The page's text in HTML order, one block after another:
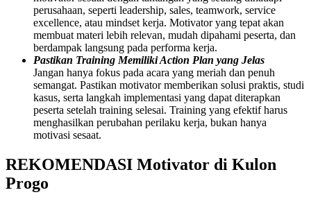
perusahaan, seperti leadership, sales, teamwork, service
excellence, atau mindset kerja. Motivator yang tepat akan
membuat materi lebih relevan, mudah dipahami peserta, dan
berdampak langsung pada performa kerja.
Pastikan Training Memiliki Action Plan yang Jelas
Jangan hanya fokus pada acara yang meriah dan penuh
semangat. Pastikan motivator memberikan solusi praktis, studi
kasus, serta langkah implementasi yang dapat diterapkan
peserta setelah training selesai. Training yang efektif harus
menghasilkan perubahan perilaku kerja, bukan hanya
motivasi sesaat.
REKOMENDASI Motivator di Kulon
Progo